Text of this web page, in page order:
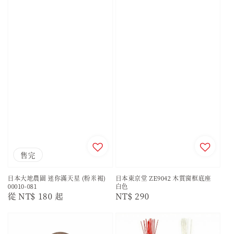
售完
日本大地農園 迷你滿天星 (粉米褐)
00010-081
Regular
從NT$ 180 起
日本東京堂 ZE9042 木質窗框底座
白色
Regular
NT$ 290